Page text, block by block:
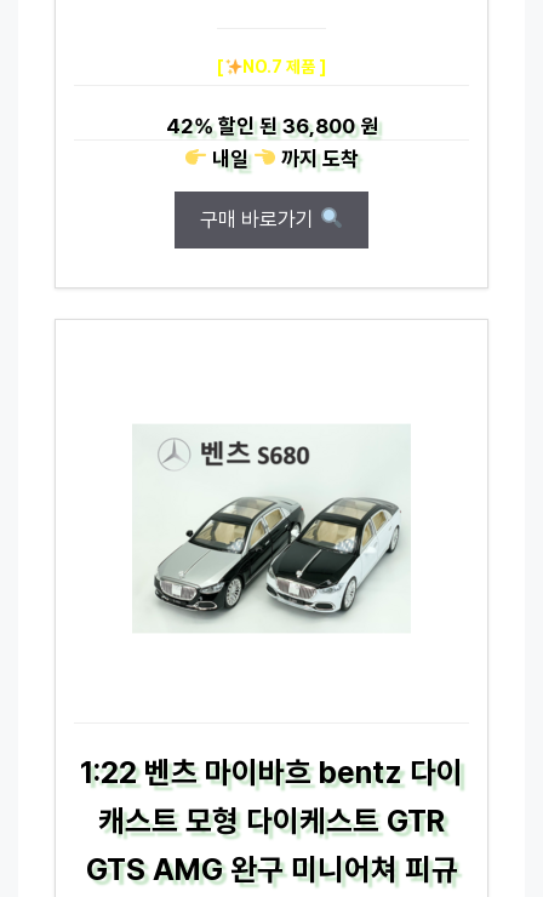
[ NO.7 제품 ]
42%할인 된36,800 원
내일
까지도착
구매 바로가기
1:22 벤츠 마이바흐 bentz 다이
캐스트 모형 다이케스트 GTR
GTS AMG 완구 미니어쳐 피규